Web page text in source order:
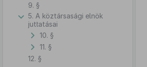
9. §
5. A köztársasági elnök
juttatásai
10. §
11. §
12. §